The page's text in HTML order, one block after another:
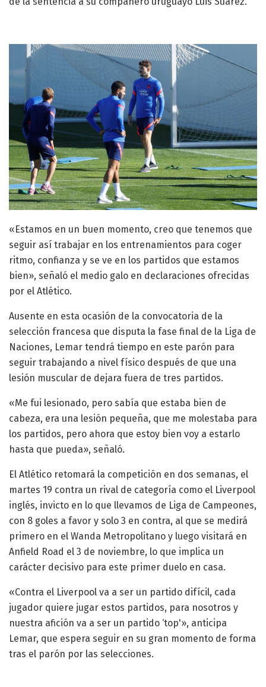
«Estamos en un buen momento, creo que tenemos que
seguir así trabajar en los entrenamientos para coger
ritmo, confianza y se ve en los partidos que estamos
bien», señaló el medio galo en declaraciones ofrecidas
por el Atlético.
Ausente en esta ocasión de la convocatoria de la
selección francesa que disputa la fase final de la Liga de
Naciones, Lemar tendrá tiempo en este parón para
seguir trabajando a nivel físico después de que una
lesión muscular de dejara fuera de tres partidos.
«Me fui lesionado, pero sabía que estaba bien de
cabeza, era una lesión pequeña, que me molestaba para
los partidos, pero ahora que estoy bien voy a estarlo
hasta que pueda», señaló.
El Atlético retomará la competición en dos semanas, el
martes 19 contra un rival de categoría como el Liverpool
inglés, invicto en lo que llevamos de Liga de Campeones,
con 8 goles a favor y solo 3 en contra, al que se medirá
primero en el Wanda Metropolitano y luego visitará en
Anfield Road el 3 de noviembre, lo que implica un
carácter decisivo para este primer duelo en casa.
«Contra el Liverpool va a ser un partido difícil, cada
jugador quiere jugar estos partidos, para nosotros y
nuestra afición va a ser un partido ‘top'», anticipa
Lemar, que espera seguir en su gran momento de forma
tras el parón por las selecciones.